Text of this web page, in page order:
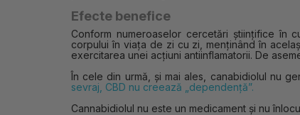
Efecte benefice
Conform numeroaselor cercetări științifice în
corpului în viața de zi cu zi, menținând în
exercitarea unei acțiuni antiinflamatorii. De
În cele din urmă, și mai ales, canabidiolul nu
sevraj, CBD nu creează „dependență”.
Cannabidiolul nu este un medicament și nu